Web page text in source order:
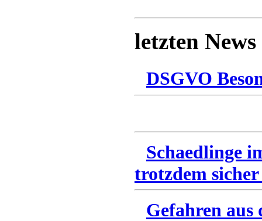
letzten News
DSGVO
Schaedlinge
trotzdem
Gefahren